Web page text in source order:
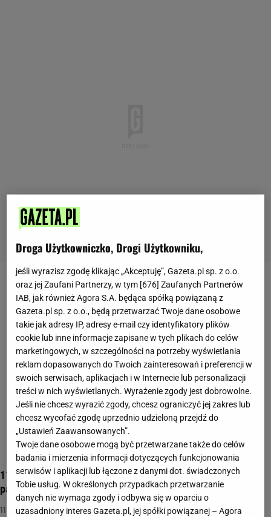
hymn polski
11 pytań na 11 listopada. Quiz ze znajomości hymnu dla
patriotów
11 LISTOPADA HYMN POLSKI NAJNOWSZE QUIZY DZISIAJ DODANE
Droga Użytkowniczko, Drogi Użytkowniku,
jeśli wyrazisz zgodę klikając „Akceptuję”, Gazeta.pl sp. z o.o.
oraz jej Zaufani Partnerzy, w tym [676] Zaufanych Partnerów
IAB, jak również Agora S.A. będąca spółką powiązaną z
Gazeta.pl sp. z o.o., będą przetwarzać Twoje dane osobowe
takie jak adresy IP, adresy e-mail czy identyfikatory plików
cookie lub inne informacje zapisane w tych plikach do celów
marketingowych, w szczególności na potrzeby wyświetlania
reklam dopasowanych do Twoich zainteresowań i preferencji w
swoich serwisach, aplikacjach i w Internecie lub personalizacji
treści w nich wyświetlanych. Wyrażenie zgody jest dobrowolne.
Jeśli nie chcesz wyrazić zgody, chcesz ograniczyć jej zakres lub
chcesz wycofać zgodę uprzednio udzieloną przejdź do
„Ustawień Zaawansowanych”.
Twoje dane osobowe mogą być przetwarzane także do celów
badania i mierzenia informacji dotyczących funkcjonowania
serwisów i aplikacji lub łączone z danymi dot. świadczonych
Tobie usług. W określonych przypadkach przetwarzanie
danych nie wymaga zgody i odbywa się w oparciu o
uzasadniony interes Gazeta.pl, jej spółki powiązanej – Agora